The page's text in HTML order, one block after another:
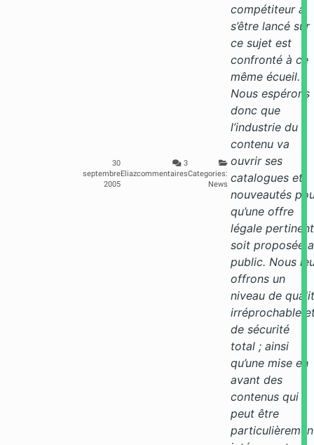
30
septembre
2005
Eliaz
3
commentairesCategories:
News
compétiteur à
s’être lancé sur
ce sujet est
confronté à ce
même écueil.
Nous espérons
donc que
l’industrie du
contenu va
ouvrir ses
catalogues et
nouveautés
qu’une offre
légale
soit proposée
public. Nous
offrons un
niveau de
irréprochable
de sécurité
total ; ainsi
qu’une mise en
avant des
contenus qui
peut être